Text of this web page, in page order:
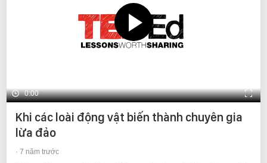
0:00
Khi các loài động vật biến thành chuyên gia
lừa đảo
7 năm trước